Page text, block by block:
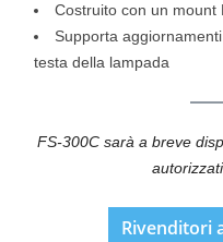
Costruito con un mount
Supporta
testa della lampada
FS-300C sarà a breve
Rivenditori